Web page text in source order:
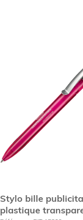
Stylo bille
plastique